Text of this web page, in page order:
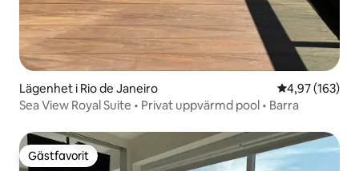
Lägenhet i Rio de Janeiro 4,97 av 5 i
4,97 (163)
Sea View Royal Suite • Privat uppvärmd pool • Barra
Gästfavorit
Gästfavorit